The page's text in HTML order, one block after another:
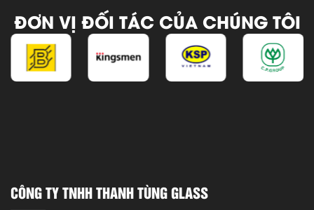
ĐƠN VỊ ĐỐI TÁC CỦA CHÚNG TÔI
CÔNG TY TNHH THANH TÙNG GLASS